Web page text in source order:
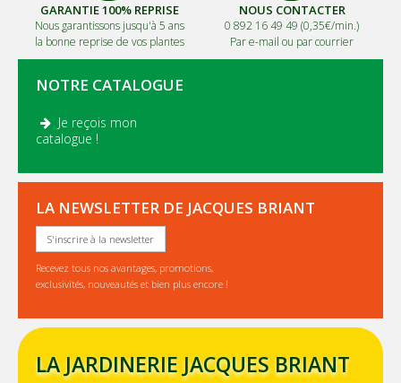
GARANTIE 100% REPRISE
Nous garantissons jusqu'à 5 ans
la bonne reprise de vos plantes
NOUS CONTACTER
0 892 16 49 49 (0,35€/min.)
Par e-mail ou par courrier
NOTRE CATALOGUE
Je reçois mon
catalogue !
LA NEWSLETTER DE JACQUES BRIANT
S'inscrire à la newsletter
Recevez tous nos avantages, promotions,
exclusivités, nouveautés et bien plus encore !
LA JARDINERIE JACQUES BRIANT